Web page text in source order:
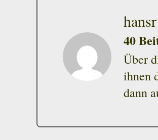
40
Über
ihnen
dann